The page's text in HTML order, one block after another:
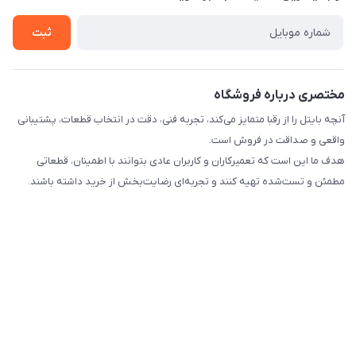
ثبت
مختصری درباره فروشگاه
آنچه بایتل را از رقبا متمایز می‌کند، تجربه فنی، دقت در انتخاب قطعات، پشتیبانی
واقعی و صداقت در فروش است.
هدف ما این است که تعمیرکاران و کاربران عادی بتوانند با اطمینان، قطعاتی
مطمئن و تست‌شده تهیه کنند و تجربه‌ای رضایت‌بخش از خرید داشته باشند.